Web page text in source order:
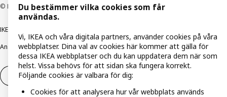
© Inter IKEA Systems B.V. 1999-2026
IKEA Family integritetspolicy
Ansvarsfullt avslöjandepolicyE-postKöp- & leveransvillkorBolagsinformation
Utöva ångerrätt Utöva ångerrätten för tjänster
Du bestämmer vilka cookies som får
användas.
Vi, IKEA och våra digitala partners, använder cookies på våra
webbplatser. Dina val av cookies här kommer att gälla för
dessa IKEA webbplatser och du kan uppdatera dem när som
helst. Vissa behövs för att sidan ska fungera korrekt.
Följande cookies är valbara för dig:
Cookies för att analysera hur vår webbplats används